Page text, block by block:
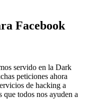
Facebook
servido en la Dark
peticiones ahora
de hacking a
que todos nos ayuden a